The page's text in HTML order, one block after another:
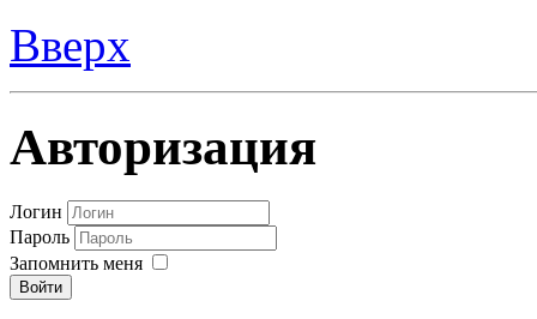
Вверх
Авторизация
Логин
Пароль
Запомнить меня
Войти